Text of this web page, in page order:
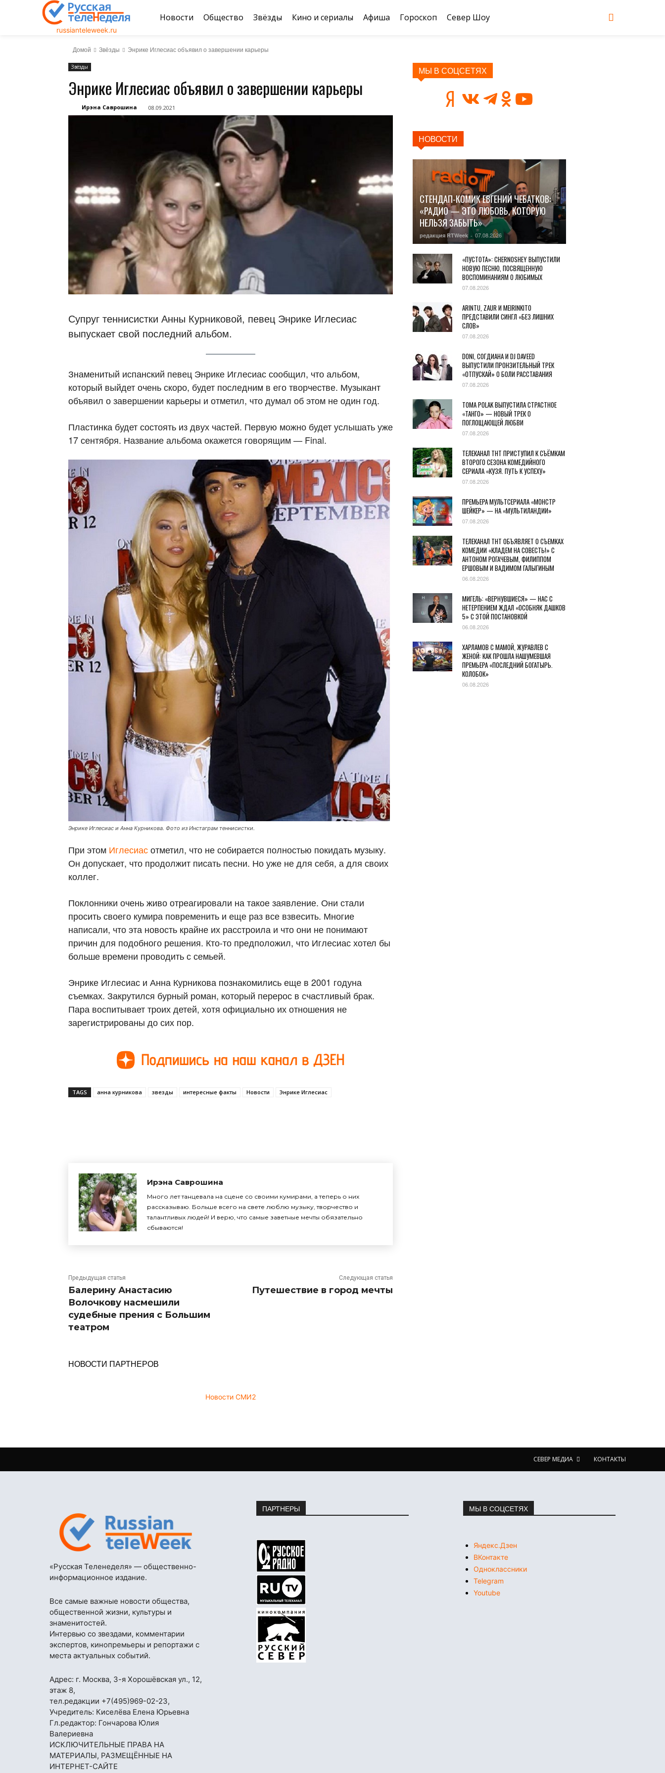
russianteleweek.ru
Новости Общество Звёзды Кино и сериалы Афиша Гороскоп Север Шоу
Домой Звёзды Энрике Иглесиас объявил о завершении карьеры
Звёзды
Энрике Иглесиас объявил о завершении карьеры
Ирэна Саврошина 08.09.2021
Супруг теннисистки Анны Курниковой, певец Энрике Иглесиас
выпускает свой последний альбом.
Знаменитый испанский певец Энрике Иглесиас сообщил, что альбом,
который выйдет очень скоро, будет последним в его творчестве. Музыкант
объявил о завершении карьеры и отметил, что думал об этом не один год.
Пластинка будет состоять из двух частей. Первую можно будет услышать уже
17 сентября. Название альбома окажется говорящим — Final.
Энрике Иглесиас и Анна Курникова. Фото из Инстаграм теннисистки.
При этом Иглесиасотметил, что не собирается полностью покидать музыку.
Он допускает, что продолжит писать песни. Но уже не для себя, а для своих
коллег.
Поклонники очень живо отреагировали на такое заявление. Они стали
просить своего кумира повременить и еще раз все взвесить. Многие
написали, что эта новость крайне их расстроила и что они не понимают
причин для подобного решения. Кто-то предположил, что Иглесиас хотел бы
больше времени проводить с семьей.
Энрике Иглесиас и Анна Курникова познакомились еще в 2001 годуна
съемках. Закрутился бурный роман, который перерос в счастливый брак.
Пара воспитывает троих детей, хотя официально их отношения не
зарегистрированы до сих пор.
TAGS анна курникова звезды интересные факты Новости Энрике Иглесиас
Ирэна Саврошина
Много лет танцевала на сцене со своими кумирами, а теперь о них
рассказываю. Больше всего на свете люблю музыку, творчество и
талантливых людей! И верю, что самые заветные мечты обязательно
сбываются!
Предыдущая статья
Балерину Анастасию
Волочкову насмешили
судебные прения с Большим
театром
Следующая статья
Путешествие в город мечты
НОВОСТИ ПАРТНЕРОВ
Новости СМИ2
МЫ В СОЦСЕТЯХ
НОВОСТИ
СТЕНДАП-КОМИК ЕВГЕНИЙ ЧЕБАТКОВ:
«РАДИО — ЭТО ЛЮБОВЬ, КОТОРУЮ
НЕЛЬЗЯ ЗАБЫТЬ»
редакция RTWeek - 07.08.2026
«ПУСТОТА»: CHERNOSHEY ВЫПУСТИЛИ
НОВУЮ ПЕСНЮ, ПОСВЯЩЕННУЮ
ВОСПОМИНАНИЯМ О ЛЮБИМЫХ
07.08.2026
ARINTU, ZAUR И MEIRINKITO
ПРЕДСТАВИЛИ СИНГЛ «БЕЗ ЛИШНИХ
СЛОВ»
07.08.2026
DONI, СОГДИАНА И DJ DAVEED
ВЫПУСТИЛИ ПРОНЗИТЕЛЬНЫЙ ТРЕК
«ОТПУСКАЙ» О БОЛИ РАССТАВАНИЯ
07.08.2026
TOMA POLAK ВЫПУСТИЛА СТРАСТНОЕ
«ТАНГО» — НОВЫЙ ТРЕК О
ПОГЛОЩАЮЩЕЙ ЛЮБВИ
07.08.2026
ТЕЛЕКАНАЛ ТНТ ПРИСТУПИЛ К СЪЁМКАМ
ВТОРОГО СЕЗОНА КОМЕДИЙНОГО
СЕРИАЛА «КУЗЯ. ПУТЬ К УСПЕХУ»
07.08.2026
ПРЕМЬЕРА МУЛЬТСЕРИАЛА «МОНСТР
ШЕЙКЕР» — НА «МУЛЬТИЛАНДИИ»
07.08.2026
ТЕЛЕКАНАЛ ТНТ ОБЪЯВЛЯЕТ О СЪЕМКАХ
КОМЕДИИ «КЛАДЕМ НА СОВЕСТЬ!» С
АНТОНОМ РОГАЧЕВЫМ, ФИЛИППОМ
ЕРШОВЫМ И ВАДИМОМ ГАЛЫГИНЫМ
06.08.2026
МИГЕЛЬ: «ВЕРНУВШИЕСЯ» — НАС С
НЕТЕРПЕНИЕМ ЖДАЛ «ОСОБНЯК ДАШКОВ
5» С ЭТОЙ ПОСТАНОВКОЙ
06.08.2026
ХАРЛАМОВ С МАМОЙ, ЖУРАВЛЕВ С
ЖЕНОЙ: КАК ПРОШЛА НАШУМЕВШАЯ
ПРЕМЬЕРА «ПОСЛЕДНИЙ БОГАТЫРЬ.
КОЛОБОК»
06.08.2026
СЕВЕР МЕДИА КОНТАКТЫ
«Русская Теленеделя» — общественно-
информационное издание.
Все самые важные новости общества,
общественной жизни, культуры и
знаменитостей.
Интервью со звездами, комментарии
экспертов, кинопремьеры и репортажи с
места актуальных событий.
Адрес: г. Москва, 3-я Хорошёвская ул., 12,
этаж 8,
тел.редакции +7(495)969-02-23,
Учредитель: Киселёва Елена Юрьевна
Гл.редактор: Гончарова Юлия
Валериевна
ИСКЛЮЧИТЕЛЬНЫЕ ПРАВА НА
МАТЕРИАЛЫ, РАЗМЕЩЁННЫЕ НА
ИНТЕРНЕТ-САЙТЕ
ПАРТНЕРЫ МЫ В СОЦСЕТЯХ
Яндекс.Дзен
ВКонтакте
Одноклассники
Telegram
Youtube